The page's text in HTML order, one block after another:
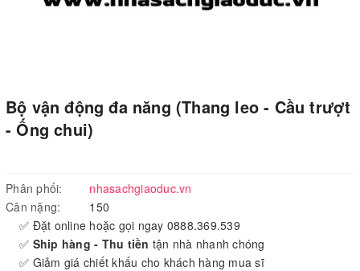
Bộ vận động đa năng (Thang leo - Cầu trượt
- Ống chui)
Phân phối:
nhasachgiaoduc.vn
Cân nặng:
150
✅ Đặt online hoặc gọi ngay 0888.369.539
✅ Ship hàng - Thu tiền tận nhà nhanh chóng
✅ Giảm giá chiết khấu cho khách hàng mua sĩ